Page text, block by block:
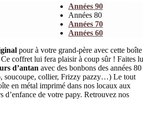
pour à votre grand-père avec cette boîte
coffret lui fera plaisir à coup sûr ! Faites
d’antan avec des bonbons des années 80
soucoupe, collier, Frizzy pazzy…) Le tout
en métal imprimé dans nos locaux aux
d’enfance de votre papy. Retrouvez nos
Années 90
Années 80
Années 70
Années 60